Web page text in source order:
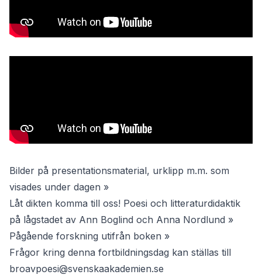
Bilder på presentationsmaterial, urklipp m.m. som
visades under dagen »
Låt dikten komma till oss! Poesi och litteraturdidaktik
på lågstadet av Ann Boglind och Anna Nordlund »
Pågående forskning utifrån boken »
Frågor kring denna fortbildningsdag kan ställas till
broavpoesi@svenskaakademien.se